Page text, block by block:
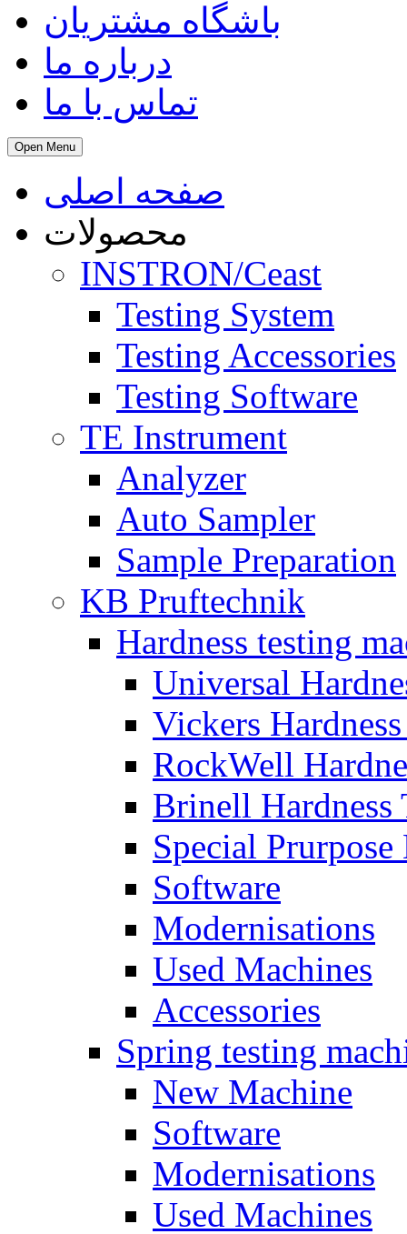
باشگاه مشتریان
درباره ما
تماس با ما
Open Menu
صفحه اصلی
محصولات
INSTRON/Ceast
Testing System
Testing Accessories
Testing Software
TE Instrument
Analyzer
Auto Sampler
Sample Preparation
KB Pruftechnik
Hardness testing
Universal
Vickers
RockWell
Brinell Hardness
Special Prurpose
Software
Modernisations
Used Machines
Accessories
Spring testing
New Machine
Software
Modernisations
Used Machines